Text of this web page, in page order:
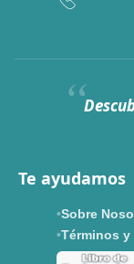
Te ayudamos
Sobre
Términos